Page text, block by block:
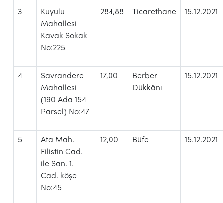
3
Kuyulu
Mahallesi
Kavak Sokak
No:225
284,88 Ticarethane 15.12.2021
4
Savrandere
Mahallesi
(190 Ada 154
Parsel) No:47
17,00
Berber
Dükkânı
15.12.2021
5
Ata Mah.
Filistin Cad.
ile San. 1.
Cad. köşe
No:45
12,00 Büfe 15.12.2021